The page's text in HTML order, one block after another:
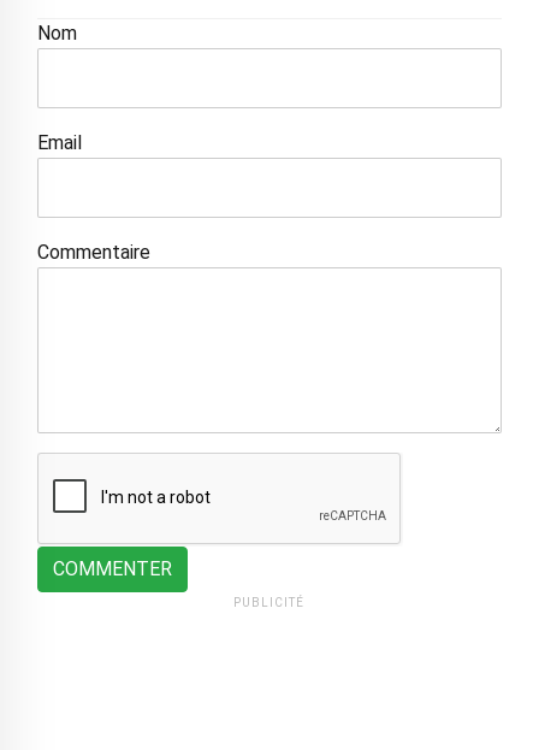
Nom
Email
Commentaire
COMMENTER
PUBLICITÉ